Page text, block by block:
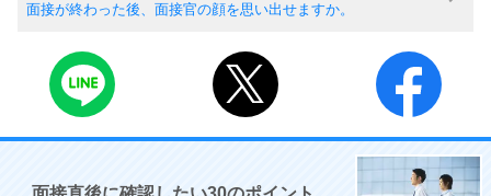
面接が終わった後、面接官の顔を思い出せますか。